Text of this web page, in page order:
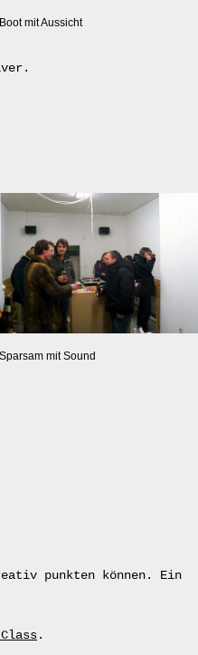
Boot mit Aussicht
Sparsam mit Sound
punkten können. Ein
.